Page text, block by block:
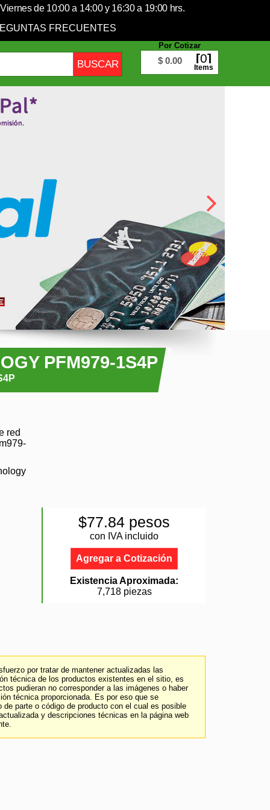
de 10:00 a 14:00 y 16:30 a 19:00 hrs.
FRECUENTES
Por Cotizar
$ 0.00 0
Items
PFM979-1S4P
red
$77.84 pesos
con IVA incluido
Agregar a Cotización
Existencia Aproximada:
7,718 piezas
por tratar de mantener actualizadas las
técnica de los productos existentes en el sitio, es
pudieran no corresponder a las imágenes o haber
técnica proporcionada. Es por eso que se
de parte o código de producto con el cual es posible
y descripciones técnicas en la página web